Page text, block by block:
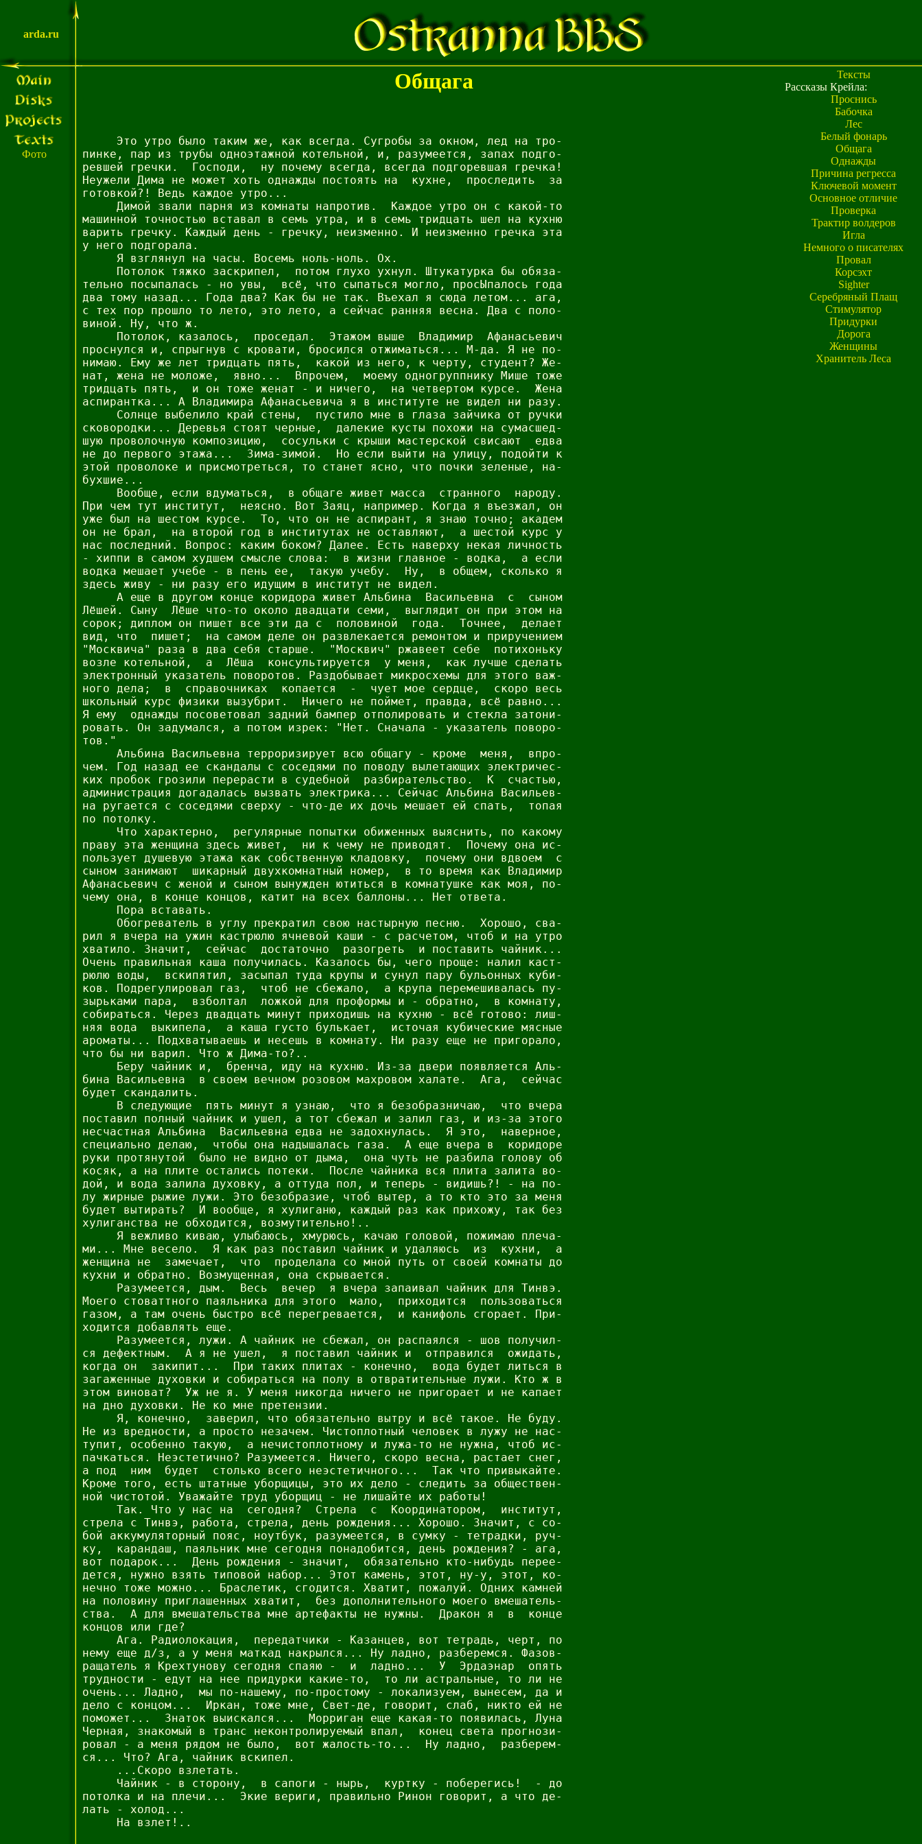
arda.ru
Фото
Тексты
Рассказы Крейла:
Проснись
Бабочка
Лес
Белый фонарь
Общага
Однажды
Причина регресса
Ключевой момент
Основное отличие
Проверка
Трактир волдеров
Игла
Немного о писателях
Провал
Корсэхт
Sighter
Серебряный Плащ
Стимулятор
Придурки
Дорога
Женщины
Хранитель Леса
Общага
     Это утро было таким же, как всегда. Сугробы за окном, лед на тро-
пинке, пар из трубы одноэтажной котельной, и, разумеется, запах подго-
ревшей гречки.  Господи,  ну почему всегда, всегда подгоревшая гречка!
Неужели Дима не может хоть однажды постоять на  кухне,  проследить  за
готовкой?! Ведь каждое утро...
     Димой звали парня из комнаты напротив.  Каждое утро он с какой-то
машинной точностью вставал в семь утра, и в семь тридцать шел на кухню
варить гречку. Каждый день - гречку, неизменно. И неизменно гречка эта
у него подгорала.
     Я взглянул на часы. Восемь ноль-ноль. Ох.
     Потолок тяжко заскрипел,  потом глухо ухнул. Штукатурка бы обяза-
тельно посыпалась - но увы,  всё, что сыпаться могло, просЫпалось года
два тому назад... Года два? Как бы не так. Въехал я сюда летом... ага,
с тех пор прошло то лето, это лето, а сейчас ранняя весна. Два с поло-
виной. Ну, что ж.
     Потолок, казалось,  проседал.  Этажом выше  Владимир  Афанасьевич
проснулся и, спрыгнув с кровати, бросился отжиматься... М-да. Я не по-
нимаю. Ему же лет тридцать пять,  какой из него, к черту, студент? Же-
нат, жена не моложе,  явно...  Впрочем,  моему одногруппнику Мише тоже
тридцать пять,  и он тоже женат - и ничего,  на четвертом курсе.  Жена
аспирантка... А Владимира Афанасьевича я в институте не видел ни разу.
     Солнце выбелило край стены,  пустило мне в глаза зайчика от ручки
сковородки... Деревья стоят черные,  далекие кусты похожи на сумасшед-
шую проволочную композицию,  сосульки с крыши мастерской свисают  едва
не до первого этажа...  Зима-зимой.  Но если выйти на улицу, подойти к
этой проволоке и присмотреться, то станет ясно, что почки зеленые, на-
бухшие...
     Вообще, если вдуматься,  в общаге живет масса  странного  народу.
При чем тут институт,  неясно. Вот Заяц, например. Когда я въезжал, он
уже был на шестом курсе.  То, что он не аспирант, я знаю точно; академ
он не брал,  на второй год в институтах не оставляют,  а шестой курс у
нас последний. Вопрос: каким боком? Далее. Есть наверху некая личность
- хиппи в самом худшем смысле слова:  в жизни главное - водка,  а если
водка мешает учебе - в пень ее,  такую учебу.  Ну,  в общем, сколько я
здесь живу - ни разу его идущим в институт не видел.
     А еще в другом конце коридора живет Альбина  Васильевна  с  сыном
Лёшей. Сыну  Лёше что-то около двадцати семи,  выглядит он при этом на
сорок; диплом он пишет все эти да с  половиной  года.  Точнее,  делает
вид, что  пишет;  на самом деле он развлекается ремонтом и приручением
"Москвича" раза в два себя старше.  "Москвич" ржавеет себе  потихоньку
возле котельной,  а  Лёша  консультируется  у меня,  как лучше сделать
электронный указатель поворотов. Раздобывает микросхемы для этого важ-
ного дела;  в  справочниках  копается  -  чует мое сердце,  скоро весь
школьный курс физики вызубрит.  Ничего не поймет, правда, всё равно...
Я ему  однажды посоветовал задний бампер отполировать и стекла затони-
ровать. Он задумался, а потом изрек: "Нет. Сначала - указатель поворо-
тов."
     Альбина Васильевна терроризирует всю общагу - кроме  меня,  впро-
чем. Год назад ее скандалы с соседями по поводу вылетающих электричес-
ких пробок грозили перерасти в судебной  разбирательство.  К  счастью,
администрация догадалась вызвать электрика... Сейчас Альбина Васильев-
на ругается с соседями сверху - что-де их дочь мешает ей спать,  топая
по потолку.
     Что характерно,  регулярные попытки обиженных выяснить, по какому
праву эта женщина здесь живет,  ни к чему не приводят.  Почему она ис-
пользует душевую этажа как собственную кладовку,  почему они вдвоем  с
сыном занимают  шикарный двухкомнатный номер,  в то время как Владимир
Афанасьевич с женой и сыном вынужден ютиться в комнатушке как моя, по-
чему она, в конце концов, катит на всех баллоны... Нет ответа.
     Пора вставать.
     Обогреватель в углу прекратил свою настырную песню.  Хорошо, сва-
рил я вчера на ужин кастрюлю ячневой каши - с расчетом, чтоб и на утро
хватило. Значит,  сейчас  достаточно  разогреть  и поставить чайник...
Очень правильная каша получилась. Казалось бы, чего проще: налил каст-
рюлю воды,  вскипятил, засыпал туда крупы и сунул пару бульонных куби-
ков. Подрегулировал газ,  чтоб не сбежало,  а крупа перемешивалась пу-
зырьками пара,  взболтал  ложкой для проформы и - обратно,  в комнату,
собираться. Через двадцать минут приходишь на кухню - всё готово: лиш-
няя вода  выкипела,  а каша густо булькает,  источая кубические мясные
ароматы... Подхватываешь и несешь в комнату. Ни разу еще не пригорало,
что бы ни варил. Что ж Дима-то?..
     Беру чайник и,  бренча, иду на кухню. Из-за двери появляется Аль-
бина Васильевна  в своем вечном розовом махровом халате.  Ага,  сейчас
будет скандалить.
     В следующие  пять минут я узнаю,  что я безобразничаю,  что вчера
поставил полный чайник и ушел, а тот сбежал и залил газ, и из-за этого
несчастная Альбина  Васильевна едва не задохнулась.  Я это,  наверное,
специально делаю,  чтобы она надышалась газа.  А еще вчера в  коридоре
руки протянутой  было не видно от дыма,  она чуть не разбила голову об
косяк, а на плите остались потеки.  После чайника вся плита залита во-
дой, и вода залила духовку, а оттуда пол, и теперь - видишь?! - на по-
лу жирные рыжие лужи. Это безобразие, чтоб вытер, а то кто это за меня
будет вытирать?  И вообще, я хулиганю, каждый раз как прихожу, так без
хулиганства не обходится, возмутительно!..
     Я вежливо киваю, улыбаюсь, хмурюсь, качаю головой, пожимаю плеча-
ми... Мне весело.  Я как раз поставил чайник и удаляюсь  из  кухни,  а
женщина не  замечает,  что  проделала со мной путь от своей комнаты до
кухни и обратно. Возмущенная, она скрывается.
     Разумеется, дым.  Весь  вечер  я вчера запаивал чайник для Тинвэ.
Моего стоваттного паяльника для этого  мало,  приходится  пользоваться
газом, а там очень быстро всё перегревается,  и канифоль сгорает. При-
ходится добавлять еще.
     Разумеется, лужи. А чайник не сбежал, он распаялся - шов получил-
ся дефектным.  А я не ушел,  я поставил чайник и  отправился  ожидать,
когда он  закипит...  При таких плитах - конечно,  вода будет литься в
загаженные духовки и собираться на полу в отвратительные лужи. Кто ж в
этом виноват?  Уж не я. У меня никогда ничего не пригорает и не капает
на дно духовки. Не ко мне претензии.
     Я, конечно,  заверил, что обязательно вытру и всё такое. Не буду.
Не из вредности, а просто незачем. Чистоплотный человек в лужу не нас-
тупит, особенно такую,  а нечистоплотному и лужа-то не нужна, чтоб ис-
пачкаться. Неэстетично? Разумеется. Ничего, скоро весна, растает снег,
а под  ним  будет  столько всего неэстетичного...  Так что привыкайте.
Кроме того, есть штатные уборщицы, это их дело - следить за обществен-
ной чистотой. Уважайте труд уборщиц - не лишайте их работы!
     Так. Что у нас на  сегодня?  Стрела  с  Координатором,  институт,
стрела с Тинвэ, работа, стрела, день рождения... Хорошо. Значит, с со-
бой аккумуляторный пояс, ноутбук, разумеется, в сумку - тетрадки, руч-
ку,  карандаш, паяльник мне сегодня понадобится, день рождения? - ага,
вот подарок...  День рождения - значит,  обязательно кто-нибудь перее-
дется, нужно взять типовой набор... Этот камень, этот, ну-у, этот, ко-
нечно тоже можно... Браслетик, сгодится. Хватит, пожалуй. Одних камней
на половину приглашенных хватит,  без дополнительного моего вмешатель-
ства.  А для вмешательства мне артефакты не нужны.  Дракон я  в  конце
концов или где?
     Ага. Радиолокация,  передатчики - Казанцев, вот тетрадь, черт, по
нему еще д/з, а у меня маткад накрылся... Ну ладно, разберемся. Фазов-
ращатель я Крехтунову сегодня спаяю -  и  ладно...  У  Эрдаэнар  опять
трудности - едут на нее придурки какие-то,  то ли астральные, то ли не
очень... Ладно,  мы по-нашему, по-простому - локализуем, вынесем, да и
дело с концом...  Иркан, тоже мне, Свет-де, говорит, слаб, никто ей не
поможет...  Знаток выискался...  Морриган еще какая-то появилась, Луна
Черная, знакомый в транс неконтролируемый впал,  конец света прогнози-
ровал - а меня рядом не было,  вот жалость-то...  Ну ладно,  разберем-
ся... Что? Ага, чайник вскипел.
     ...Скоро взлетать.
     Чайник - в сторону,  в сапоги - нырь,  куртку - поберегись!  - до
потолка и на плечи...  Экие вериги, правильно Ринон говорит, а что де-
лать - холод...
     На взлет!..